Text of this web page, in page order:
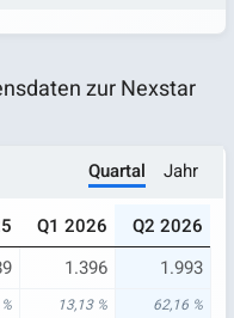
zur Nexstar
Quartal Jahr
Q1 2026
Q2 2026
1.396 1.993
13,13 % 62,16 %